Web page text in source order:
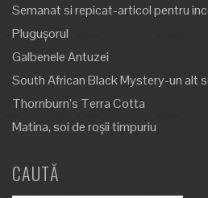
Semanat si repicat-articol pentru
Plugușorul
Galbenele Antuzei
South African Black Mystery-un alt
Thornburn’s Terra Cotta
Matina, soi de roșii timpuriu
CAUTĂ